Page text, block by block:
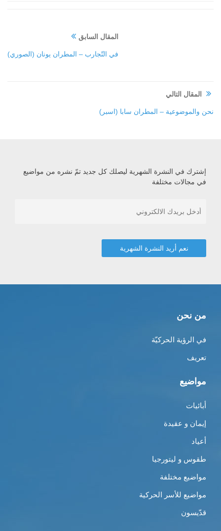
المقال السابق
في التّجارب – المطران يونان (الصوري)
المقال التالي
نحن والموضوعية – المطران سابا (اسبر)
إشترك في النشرة الشهرية ليصلك كل جديد تمّ نشره من مواضيع
في مجالات مختلفة
من نحن
في الرؤية الحركيّة
تعريف
مواضيع
أبائيات
إيمان و عقيدة
أعياد
طقوس و ليتورجيا
مواضيع مختلفة
مواضيع للأسر الحركية
قدّيسون